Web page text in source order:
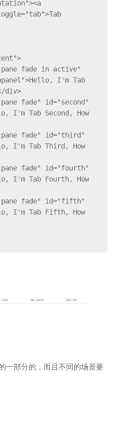
I'm Tab
div>
I'm Tab Second, How
I'm Tab Third, How
I'm Tab Fourth, How
I'm Tab Fifth, How
一部分的，而且不同的场景要